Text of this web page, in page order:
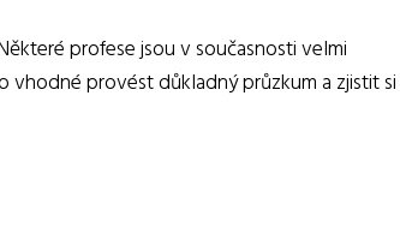
profese jsou v současnosti velmi
vhodné provést důkladný průzkum a zjistit si